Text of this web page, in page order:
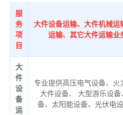
服
务
项
目
大件设备运输、大件机械
运输、其它大件运输业
大
件
设
备
运
专业提供高压电气设备、火
大件设备、 大型游乐设
备、太阳能设备、光伏电